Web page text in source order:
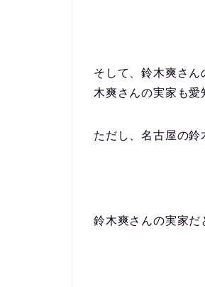
そして、鈴木爽さ
木爽さんの実家も愛
ただし、名古屋の鈴
鈴木爽さんの実家